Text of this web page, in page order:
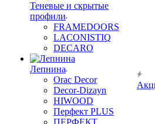
Теневые и скрытые
профили
FRAMEDOORS
LACONISTIQ
DECARO
Лепнина
Orac Decor
Decor-Dizayn
HIWOOD
Перфект PLUS
ПЕРФЕКТ